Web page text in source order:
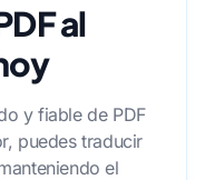
al
y fiable de PDF
puedes traducir
el